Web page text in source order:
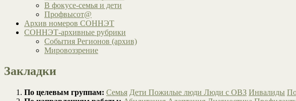
В фокусе-семья и дети
Профвысот@
Архив номеров СОННЭТ
СОННЭТ-архивные рубрики
События Регионов (архив)
Мировоззрение
Закладки
По целевым группам: Семья Дети Пожилые люди Люди с ОВЗ Инвалиды